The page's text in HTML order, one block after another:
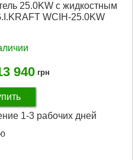
25.0KW с жидкостным
WCIH-25.0KW
940 грн
1-3 рабочих дней